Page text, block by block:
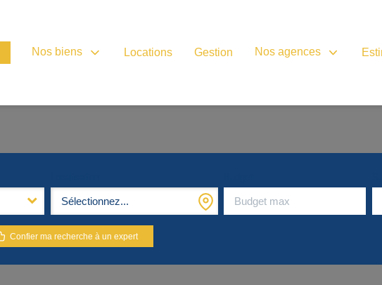
Nos biens Locations Gestion Nos agences
Sélectionnez...
Confier ma recherche à un expert